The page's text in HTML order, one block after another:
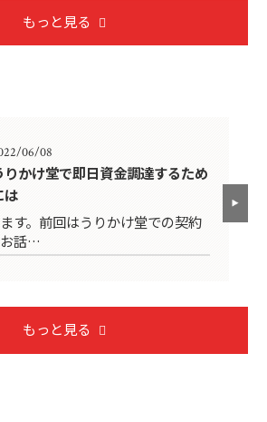
もっと見る
06/08
りかけ堂で即日資金調達するため
は
す。前回はうりかけ堂での契約
話…
もっと見る